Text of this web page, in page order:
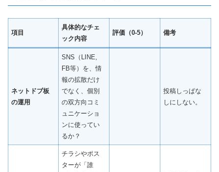
項目
具体的なチェ
ック内容
評価（0-5） 備考
ネットドブ板
の運用
SNS（LINE,
FB等）を、情
報の拡散だけ
でなく、個別
の双方向コミ
ュニケーショ
ンに使ってい
るか？
投稿しっぱな
しにしない。
チラシやポス
ターが「誰